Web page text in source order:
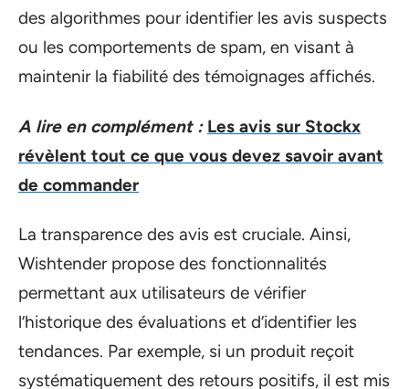
des algorithmes pour identifier les avis suspects
ou les comportements de spam, en visant à
maintenir la fiabilité des témoignages affichés.
A lire en complément : Les avis sur Stockx
révèlent tout ce que vous devez savoir avant
de commander
La transparence des avis est cruciale. Ainsi,
Wishtender propose des fonctionnalités
permettant aux utilisateurs de vérifier
l’historique des évaluations et d’identifier les
tendances. Par exemple, si un produit reçoit
systématiquement des retours positifs, il est mis